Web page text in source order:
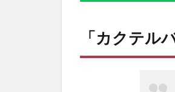
「カクテル